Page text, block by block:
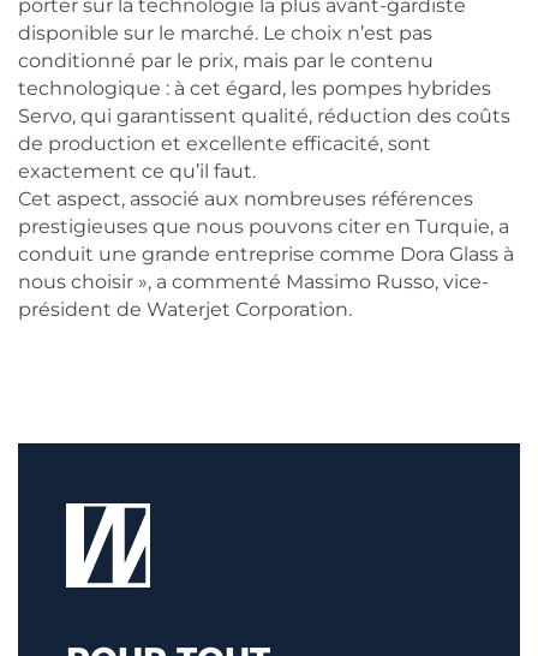
porter sur la technologie la plus avant-gardiste
disponible sur le marché. Le choix n’est pas
conditionné par le prix, mais par le contenu
technologique : à cet égard, les pompes hybrides
Servo, qui garantissent qualité, réduction des coûts
de production et excellente efficacité, sont
exactement ce qu’il faut.
Cet aspect, associé aux nombreuses références
prestigieuses que nous pouvons citer en Turquie, a
conduit une grande entreprise comme Dora Glass à
nous choisir », a commenté Massimo Russo, vice-
président de Waterjet Corporation.